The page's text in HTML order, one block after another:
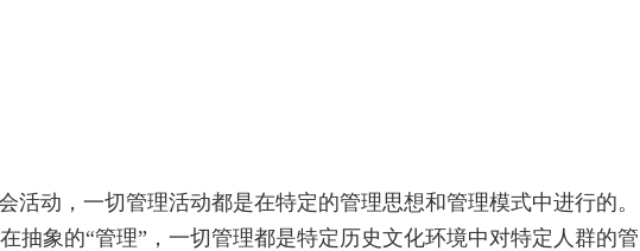
活动，一切管理活动都是在特定的管理思想和管理模式中进行的。
抽象的“管理”，一切管理都是特定历史文化环境中对特定人群的管